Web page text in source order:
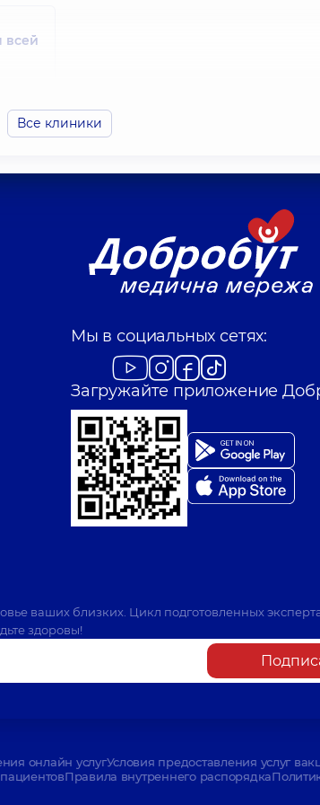
всей
Все клиники
Мы в социальных сетях:
Загружайте приложение
ваших близких. Цикл подготовленных
здоровы!
онлайн услугУсловия предоставления услуг
Правила внутреннего распорядка